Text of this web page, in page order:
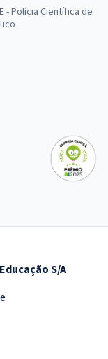
- Polícia Científica de
S/A